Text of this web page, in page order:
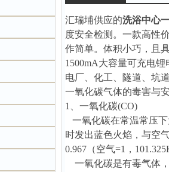
汇瑞埔供应的洗浴中心
度安全检测。一款高性
作简单。体积小巧，且
1500mA大容量可充电
电厂、化工、隧道、坑
一氧化碳气体的毒害与
1、一氧化碳(CO)
一氧化碳在常温常压
时发出蓝色火焰，与空
0.967（空气=1，
一氧化碳是有毒气体